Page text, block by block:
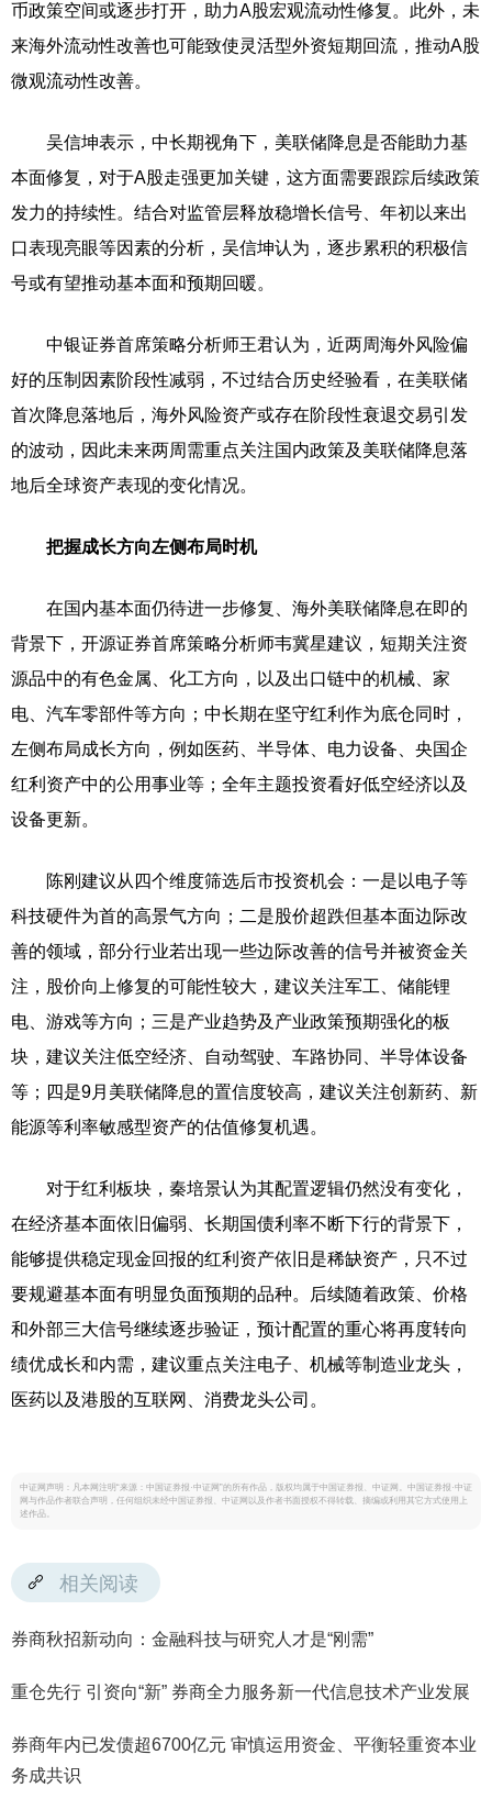
币政策空间或逐步打开，助力A股宏观流动性修复。此外，未
来海外流动性改善也可能致使灵活型外资短期回流，推动A股
微观流动性改善。
吴信坤表示，中长期视角下，美联储降息是否能助力基
本面修复，对于A股走强更加关键，这方面需要跟踪后续政策
发力的持续性。结合对监管层释放稳增长信号、年初以来出
口表现亮眼等因素的分析，吴信坤认为，逐步累积的积极信
号或有望推动基本面和预期回暖。
中银证券首席策略分析师王君认为，近两周海外风险偏
好的压制因素阶段性减弱，不过结合历史经验看，在美联储
首次降息落地后，海外风险资产或存在阶段性衰退交易引发
的波动，因此未来两周需重点关注国内政策及美联储降息落
地后全球资产表现的变化情况。
把握成长方向左侧布局时机
在国内基本面仍待进一步修复、海外美联储降息在即的
背景下，开源证券首席策略分析师韦冀星建议，短期关注资
源品中的有色金属、化工方向，以及出口链中的机械、家
电、汽车零部件等方向；中长期在坚守红利作为底仓同时，
左侧布局成长方向，例如医药、半导体、电力设备、央国企
红利资产中的公用事业等；全年主题投资看好低空经济以及
设备更新。
陈刚建议从四个维度筛选后市投资机会：一是以电子等
科技硬件为首的高景气方向；二是股价超跌但基本面边际改
善的领域，部分行业若出现一些边际改善的信号并被资金关
注，股价向上修复的可能性较大，建议关注军工、储能锂
电、游戏等方向；三是产业趋势及产业政策预期强化的板
块，建议关注低空经济、自动驾驶、车路协同、半导体设备
等；四是9月美联储降息的置信度较高，建议关注创新药、新
能源等利率敏感型资产的估值修复机遇。
对于红利板块，秦培景认为其配置逻辑仍然没有变化，
在经济基本面依旧偏弱、长期国债利率不断下行的背景下，
能够提供稳定现金回报的红利资产依旧是稀缺资产，只不过
要规避基本面有明显负面预期的品种。后续随着政策、价格
和外部三大信号继续逐步验证，预计配置的重心将再度转向
绩优成长和内需，建议重点关注电子、机械等制造业龙头，
医药以及港股的互联网、消费龙头公司。
中证网声明：凡本网注明“来源：中国证券报·中证网”的所有作品，版权均属于中国证券报、中证网。中国证券报·中证
网与作品作者联合声明，任何组织未经中国证券报、中证网以及作者书面授权不得转载、摘编或利用其它方式使用上
述作品。
相关阅读
券商秋招新动向：金融科技与研究人才是“刚需”
重仓先行 引资向“新” 券商全力服务新一代信息技术产业发展
券商年内已发债超6700亿元 审慎运用资金、平衡轻重资本业
务成共识